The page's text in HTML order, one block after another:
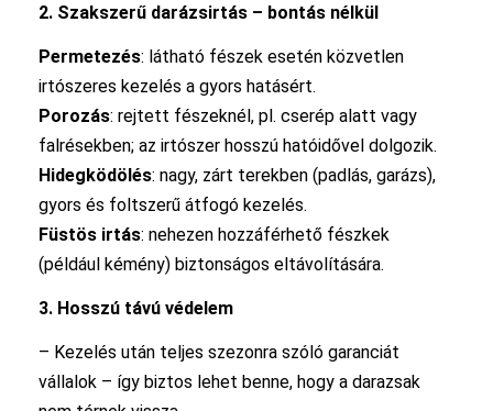
2. Szakszerű darázsirtás – bontás nélkül
Permetezés: látható fészek esetén közvetlen
irtószeres kezelés a gyors hatásért.
Porozás: rejtett fészeknél, pl. cserép alatt vagy
falrésekben; az irtószer hosszú hatóidővel dolgozik.
Hidegködölés: nagy, zárt terekben (padlás, garázs),
gyors és foltszerű átfogó kezelés.
Füstös irtás: nehezen hozzáférhető fészkek
(például kémény) biztonságos eltávolítására.
3. Hosszú távú védelem
– Kezelés után teljes szezonra szóló garanciát
vállalok – így biztos lehet benne, hogy a darazsak